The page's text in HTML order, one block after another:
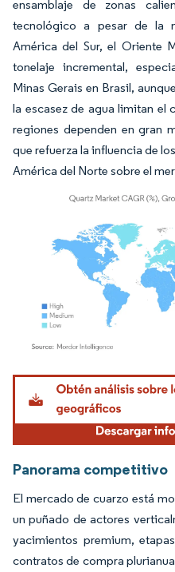
ensamblaje de zonas
tecnológico a pesar de la
América del Sur, el Oriente
tonelaje incremental,
Minas Gerais en Brasil,
la escasez de agua limitan el
regiones dependen en gran
que refuerza la influencia de
América del Norte sobre el
Imagen © Mordor Intelligence. El uso
Panorama competitivo
El mercado de cuarzo está
un puñado de actores
yacimientos premium,
contratos de compra